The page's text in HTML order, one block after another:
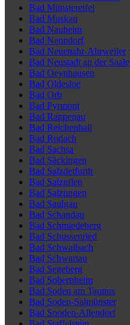
Bad Münstereifel
Bad Muskau
Bad Nauheim
Bad Nenndorf
Bad Neuenahr-Ahrweiler
Bad Neustadt an der Saale
Bad Oeynhausen
Bad Oldesloe
Bad Orb
Bad Pyrmont
Bad Rappenau
Bad Reichenhall
Bad Rodach
Bad Sachsa
Bad Säckingen
Bad Salzdetfurth
Bad Salzuflen
Bad Salzungen
Bad Saulgau
Bad Schandau
Bad Schmiedeberg
Bad Schussenried
Bad Schwalbach
Bad Schwartau
Bad Segeberg
Bad Sobernheim
Bad Soden am Taunus
Bad Soden-Salmünster
Bad Sooden-Allendorf